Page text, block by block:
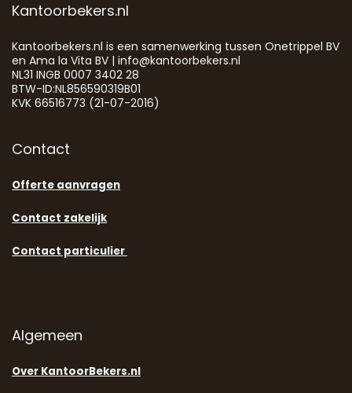
Kantoorbekers.nl
Kantoorbekers.nl is een samenwerking tussen Onetrippel BV
en Ama la Vita BV | info@kantoorbekers.nl
NL31 INGB 0007 3402 28
BTW-ID:NL856590319B01
KVK 66516773 (21-07-2016)
Contact
Offerte aanvragen
Contact zakelijk
Contact particulier
Algemeen
Over KantoorBekers.nl